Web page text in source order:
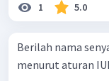
1 5.0
Berilah nama
menurut aturan